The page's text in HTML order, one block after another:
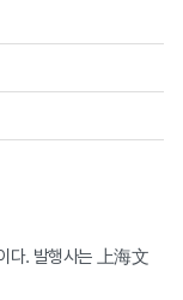
다. 발행사는 上海文